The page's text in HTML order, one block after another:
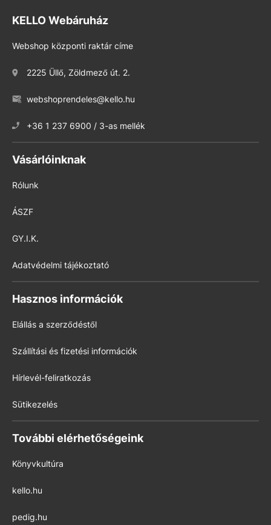
KELLO Webáruház
Webshop központi raktár címe
2225 Üllő, Zöldmező út. 2.
webshoprendeles@kello.hu
+36 1 237 6900 / 3-as mellék
Vásárlóinknak
Rólunk
ÁSZF
GY.I.K.
Adatvédelmi tájékoztató
Hasznos információk
Elállás a szerződéstől
Szállítási és fizetési információk
Hírlevél-feliratkozás
Sütikezelés
További elérhetőségeink
Könyvkultúra
kello.hu
pedig.hu